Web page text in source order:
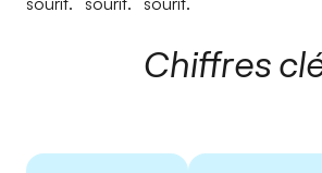
Chiffres